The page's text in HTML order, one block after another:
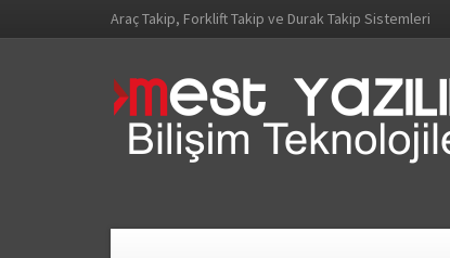
Araç Takip, Forklift Takip ve Durak Takip Sistemleri